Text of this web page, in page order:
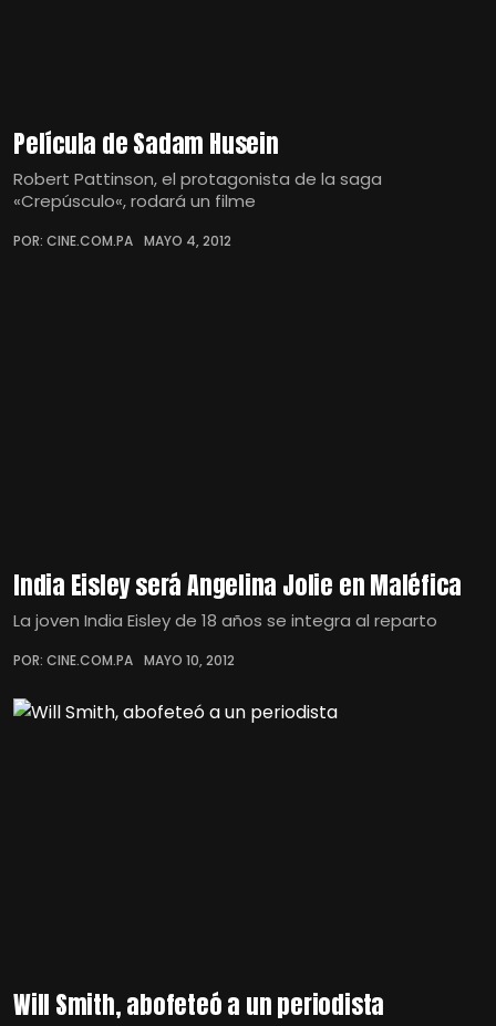
Película de Sadam Husein
Robert Pattinson, el protagonista de la saga
«Crepúsculo«, rodará un filme
POR: CINE.COM.PA MAYO 4, 2012
India Eisley será Angelina Jolie en Maléfica
La joven India Eisley de 18 años se integra al reparto
POR: CINE.COM.PA MAYO 10, 2012
Will Smith, abofeteó a un periodista